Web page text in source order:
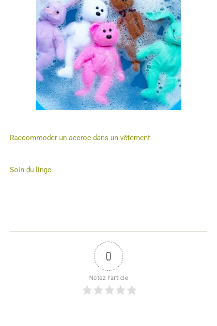
Raccommoder un accroc dans un vêtement
Soin du linge
0
Notez l'article